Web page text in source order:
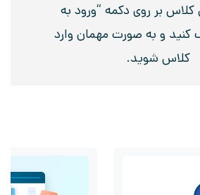
کلاس بر روی دکمه “ورود به
کنید و به صورت مهمان وارد
کلاس شوید.